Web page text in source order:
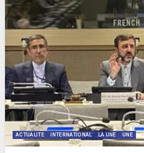
ACTUALITE INTERNATIONAL LA UNE UNE